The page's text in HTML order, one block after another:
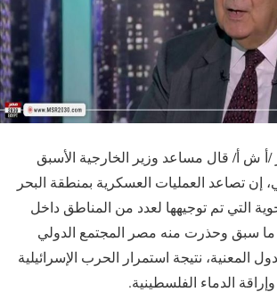
في 13 يناير /أ ش أ/ قال مساعد وزير الخارجية الأسبق
إن تصاعد العمليات العسكرية بمنطقة البحر
التي تم توجيهها لعدد من المناطق داخل
ما سبق وحذرت منه مصر المجتمع الدولي
المعنية، نتيجة استمرار الحرب الإسرائيلية
الدماء الفلسطينية.